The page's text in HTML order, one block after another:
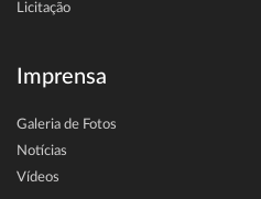
Licitação
Imprensa
Galeria de Fotos
Notícias
Vídeos